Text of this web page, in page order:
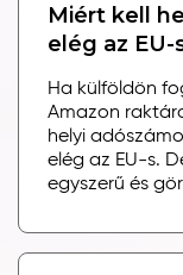
Miért kell
elég az EU-
Ha külföldön
Amazon
helyi
elég az EU-s.
egyszerű és